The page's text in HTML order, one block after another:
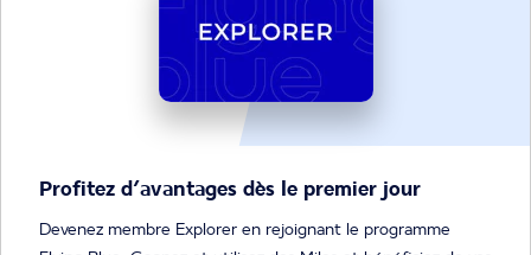
Profitez d’avantages dès le premier jour
Devenez membre Explorer en rejoignant le programme